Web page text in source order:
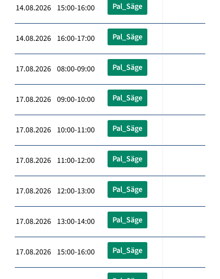
14.08.2026 15:00-16:00 Pal_Säge
14.08.2026 16:00-17:00 Pal_Säge
17.08.2026 08:00-09:00 Pal_Säge
17.08.2026 09:00-10:00 Pal_Säge
17.08.2026 10:00-11:00 Pal_Säge
17.08.2026 11:00-12:00 Pal_Säge
17.08.2026 12:00-13:00 Pal_Säge
17.08.2026 13:00-14:00 Pal_Säge
17.08.2026 15:00-16:00 Pal_Säge